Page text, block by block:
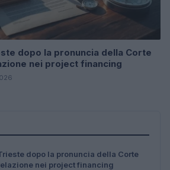
dopo la pronuncia della Corte
nei project financing
dopo la pronuncia della Corte
nei project financing